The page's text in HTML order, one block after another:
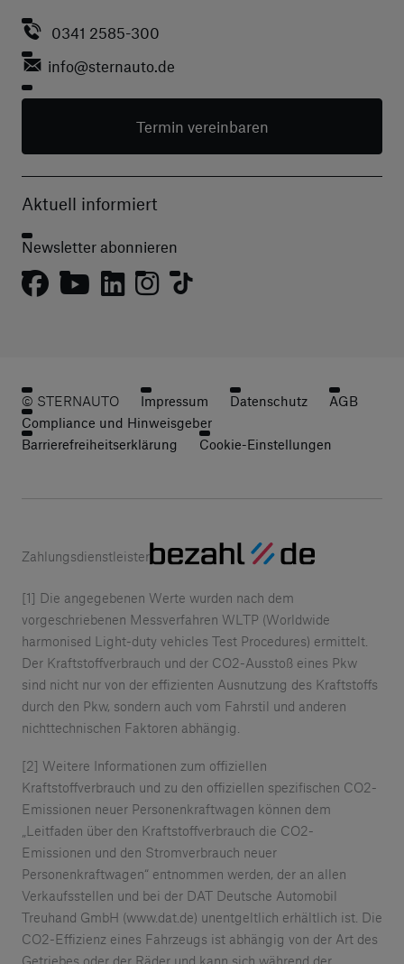
0341 2585-300
info@sternauto.de
Termin vereinbaren
Aktuell informiert
Newsletter abonnieren
© STERNAUTO Impressum Datenschutz
AGB
Compliance und Hinweisgeber
Barrierefreiheitserklärung
Cookie-Einstellungen
Zahlungsdienstleister
[1] Die angegebenen Werte wurden nach dem
vorgeschriebenen Messverfahren WLTP (Worldwide
harmonised Light-duty vehicles Test Procedures) ermittelt.
Der Kraftstoffverbrauch und der CO2-Ausstoß eines Pkw
sind nicht nur von der effizienten Ausnutzung des Kraftstoffs
durch den Pkw, sondern auch vom Fahrstil und anderen
nichttechnischen Faktoren abhängig.
[2] Weitere Informationen zum offiziellen
Kraftstoffverbrauch und zu den offiziellen spezifischen CO2-
Emissionen neuer Personenkraftwagen können dem
„Leitfaden über den Kraftstoffverbrauch die CO2-
Emissionen und den Stromverbrauch neuer
Personenkraftwagen“ entnommen werden, der an allen
Verkaufsstellen und bei der DAT Deutsche Automobil
Treuhand GmbH (www.dat.de) unentgeltlich erhältlich ist. Die
CO2-Effizienz eines Fahrzeugs ist abhängig von der Art des
Getriebes oder der Räder und kann sich während der